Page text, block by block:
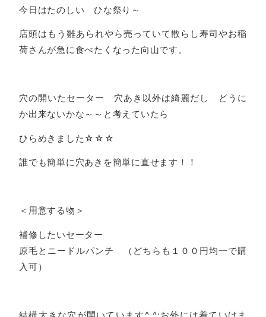
今日はたのしい ひな祭り～
店頭はもう雛あられやら売っていて散らし寿司やお稲
荷さんが急に食べたくなった向山です。
穴の開いたセーター 穴あき以外は綺麗だし どうに
か出来ないかな～～と考えていたら
ひらめきました☆☆☆
誰でも簡単に穴あきを簡単に直せます！！
＜用意する物＞
補修したいセーター
原毛とニードルパンチ （どちらも１００円均一で購
入可）